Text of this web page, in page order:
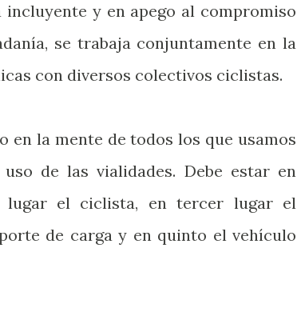
y en apego al compromiso
se trabaja conjuntamente en la
con diversos colectivos ciclistas.
la mente de todos los que usamos
de las vialidades. Debe estar en
lugar el ciclista, en tercer lugar el
de carga y en quinto el vehículo